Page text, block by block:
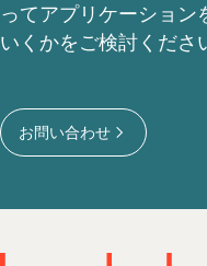
ってアプリケーション
いくかをご検討くださ
お問い合わせ